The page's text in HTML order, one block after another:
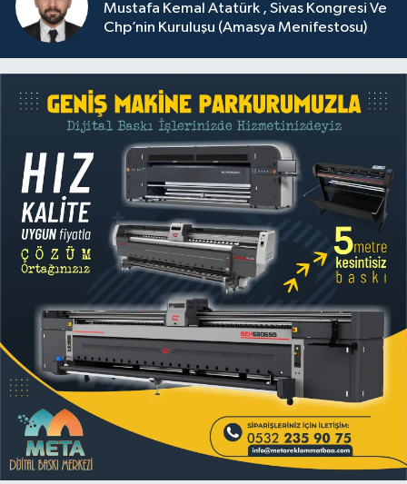
Mustafa Kemal Atatürk , Sivas Kongresi Ve
Chp’nin Kuruluşu (Amasya Menifestosu)